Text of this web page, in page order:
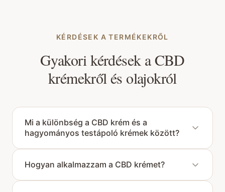
KÉRDÉSEK A TERMÉKEKRŐL
Gyakori kérdések a CBD
krémekről és olajokról
Mi a különbség a CBD krém és a
hagyományos testápoló krémek között?
A CBD krémek kannabidiolt (CBD-t) tartalmaznak, amely
növényi, kender eredetű összetevő, kiegészítve további ápoló és
hidratáló anyagokkal. Külső, bőrre történő alkalmazásra
Hogyan alkalmazzam a CBD krémet?
A CBD krémet vigye fel a kiválasztott, tiszta bőrfelületre, majd